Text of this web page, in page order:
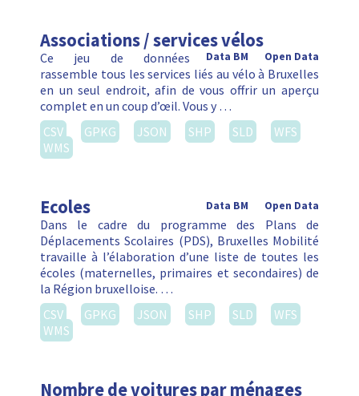
Associations / services vélos
Open Data
Data BM
Ce jeu de données
rassemble tous les services liés au vélo à Bruxelles
en un seul endroit, afin de vous offrir un aperçu
complet en un coup d’œil. Vous y …
CSV
GPKG JSON SHP SLD
WFS
WMS
Ecoles Open Data
Data BM
Dans le cadre du programme des Plans de
Déplacements Scolaires (PDS), Bruxelles Mobilité
travaille à l’élaboration d’une liste de toutes les
écoles (maternelles, primaires et secondaires) de
la Région bruxelloise. …
CSV
GPKG JSON SHP SLD
WFS
WMS
Nombre de voitures par ménages